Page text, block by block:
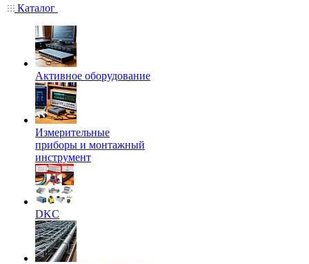
Каталог
Активное оборудование
Измерительные
приборы и монтажный
инструмент
DKC